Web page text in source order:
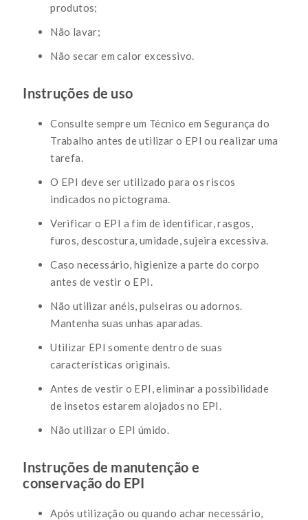
produtos;
Não lavar;
Não secar em calor excessivo.
Instruções de uso
Consulte sempre um Técnico em Segurança do
Trabalho antes de utilizar o EPI ou realizar uma
tarefa.
O EPI deve ser utilizado para os riscos
indicados no pictograma.
Verificar o EPI a fim de identificar, rasgos,
furos, descostura, umidade, sujeira excessiva.
Caso necessário, higienize a parte do corpo
antes de vestir o EPI.
Não utilizar anéis, pulseiras ou adornos.
Mantenha suas unhas aparadas.
Utilizar EPI somente dentro de suas
características originais.
Antes de vestir o EPI, eliminar a possibilidade
de insetos estarem alojados no EPI.
Não utilizar o EPI úmido.
Instruções de manutenção e
conservação do EPI
Após utilização ou quando achar necessário,